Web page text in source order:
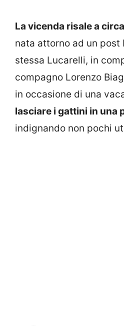
La vicenda risale a
nata attorno ad un post
stessa Lucarelli, in
compagno Lorenzo
in occasione di una
lasciare i gattini in una
indignando non pochi